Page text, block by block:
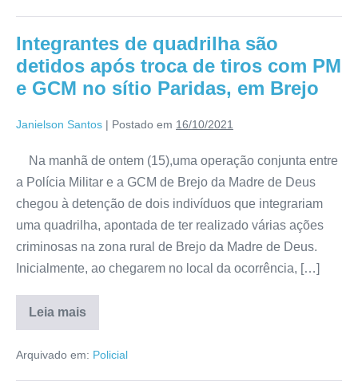
Integrantes de quadrilha são
detidos após troca de tiros com PM
e GCM no sítio Paridas, em Brejo
Janielson Santos | Postado em 16/10/2021
Na manhã de ontem (15),uma operação conjunta entre
a Polícia Militar e a GCM de Brejo da Madre de Deus
chegou à detenção de dois indivíduos que integrariam
uma quadrilha, apontada de ter realizado várias ações
criminosas na zona rural de Brejo da Madre de Deus.
Inicialmente, ao chegarem no local da ocorrência, […]
Leia mais
Arquivado em: Policial